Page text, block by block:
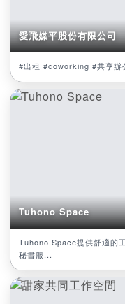
愛飛媒平股份有限公司
#出租 #coworking #共享辦
Tuhono Space
Tūhono Space提供舒適的
秘書服...